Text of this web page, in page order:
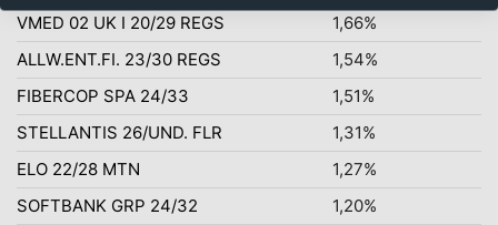
VMED 02 UK I 20/29 REGS
1,66%
ALLW.ENT.FI. 23/30 REGS
1,54%
FIBERCOP SPA 24/33
1,51%
STELLANTIS 26/UND. FLR
1,31%
ELO 22/28 MTN
1,27%
SOFTBANK GRP 24/32
1,20%